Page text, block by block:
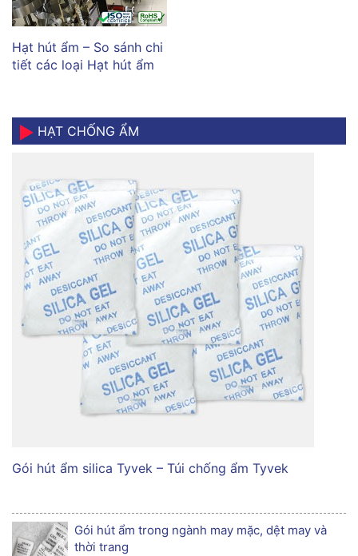
Hạt hút ẩm – So sánh chi
tiết các loại Hạt hút ẩm
HẠT CHỐNG ẨM
Gói hút ẩm silica Tyvek – Túi chống ẩm Tyvek
Gói hút ẩm trong ngành may mặc, dệt may và
thời trang